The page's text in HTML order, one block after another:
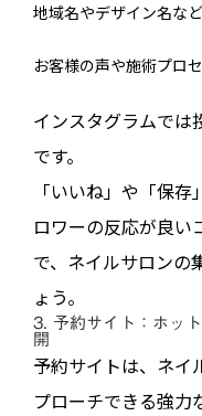
地域名やデザイン名な
お客様の声や施術プロ
インスタグラムでは
です。
「いいね」や「保
ロワーの反応が良い
で、ネイルサロンの
ょう。
3. 予約サイト：ホッ
開
予約サイトは、ネイ
プローチできる強力